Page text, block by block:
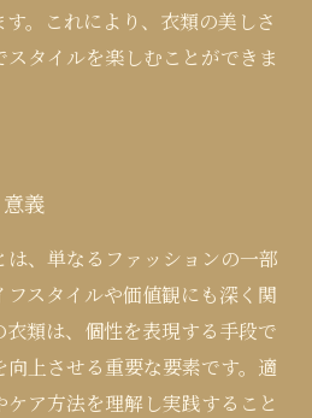
。これにより、衣類の美しさ
タイルを楽しむことができま
義
、単なるファッションの一部
スタイルや価値観にも深く関
類は、個性を表現する手段で
上させる重要な要素です。適
ア方法を理解し実践すること